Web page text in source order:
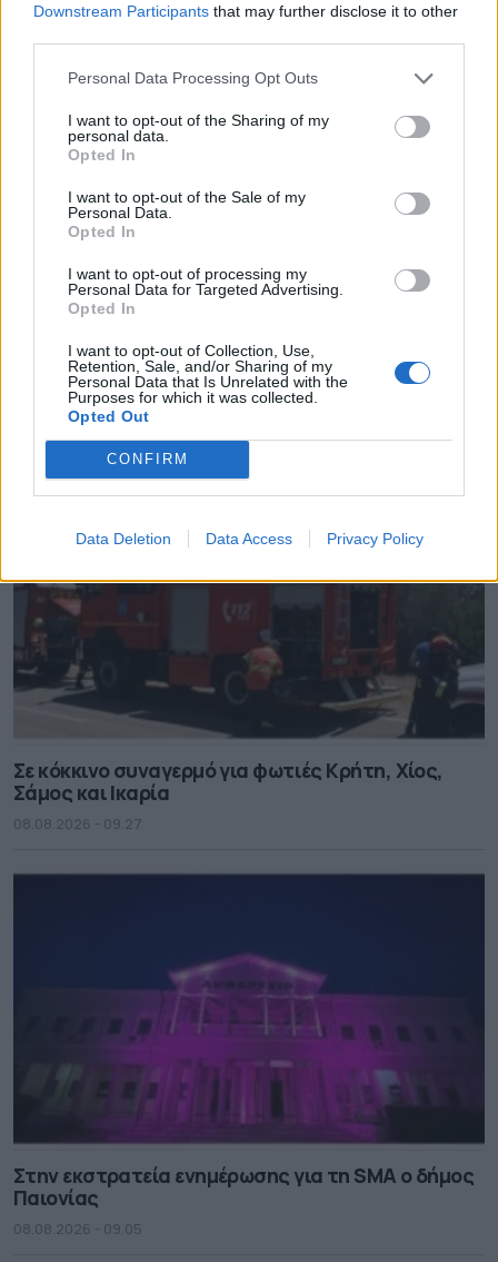
Downstream Participants that may further disclose it to other
Personal Data Processing Opt Outs
I want to opt-out of the Sharing of my
personal data.
Opted In
I want to opt-out of the Sale of my
Personal Data.
Opted In
I want to opt-out of processing my
Personal Data for Targeted Advertising.
Opted In
I want to opt-out of Collection, Use,
Retention, Sale, and/or Sharing of my
Personal Data that Is Unrelated with the
Purposes for which it was collected.
Opted Out
CONFIRM
Data Deletion Data Access Privacy Policy
08.08.2026 - 10.45
Παραδίδεται ξανά στην κυκλοφορία η Παλαιά
Λεωφόρος Ποσειδώνος
08.08.2026 - 09.51
Σε κόκκινο συναγερμό για φωτιές Κρήτη, Χίος,
Σάμος και Ικαρία
08.08.2026 - 09.27
Στην εκστρατεία ενημέρωσης για τη SMA ο δήμος
Παιονίας
08.08.2026 - 09.05